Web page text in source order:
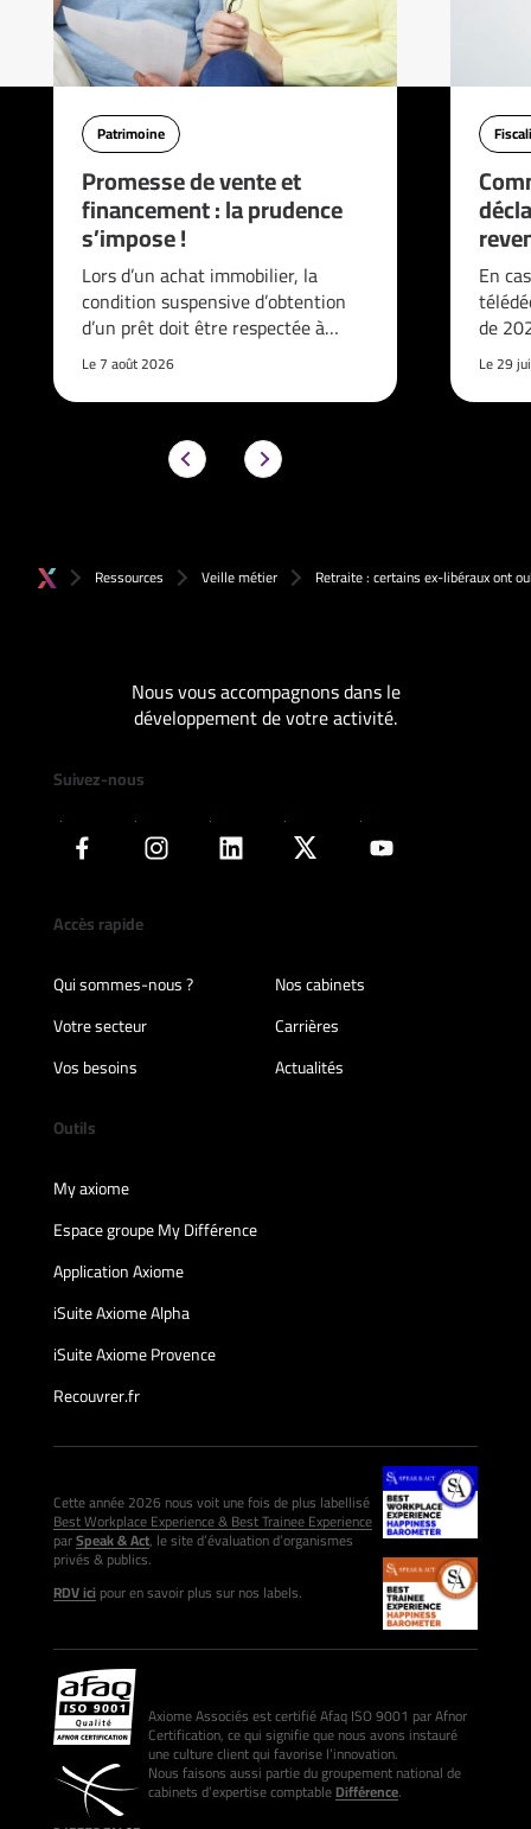
Patrimoine
Promesse de vente et
financement : la prudence
s’impose !
Lors d’un achat immobilier, la
condition suspensive d’obtention
d’un prêt doit être respectée à…
Le 7 août 2026
En
de
Le 29
Ressources Veille métier Retraite : certains ex-libéraux ont
Nous vous accompagnons dans le
développement de votre activité.
Suivez-nous
Accès rapide
Qui sommes-nous ?
Nos cabinets
Votre secteur
Carrières
Vos besoins
Actualités
Outils
My axiome
Espace groupe My Différence
Application Axiome
iSuite Axiome Alpha
iSuite Axiome Provence
Recouvrer.fr
Cette année 2026 nous voit une fois de plus labellisé
Best Workplace Experience & Best Trainee Experience
parSpeak & Act, le site d’évaluation d’organismes
privés & publics.
RDV icipour en savoir plus sur nos labels.
Axiome Associés est certifié Afaq ISO 9001 par Afnor
Certification, ce qui signifie que nous avons instauré
une culture client qui favorise l’innovation.
Nous faisons aussi partie du groupement national de
cabinets d’expertise comptableDifférence.